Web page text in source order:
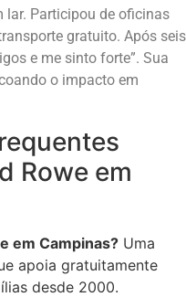
lar. Participou de oficinas
gratuito. Após seis
e me sinto forte”. Sua
o impacto em
Rowe em
em Campinas? Uma
apoia gratuitamente
desde 2000.